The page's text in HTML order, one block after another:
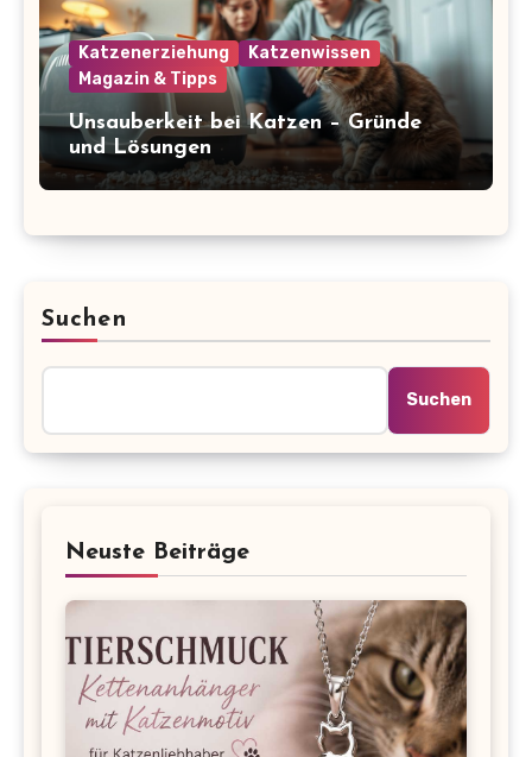
Katzenerziehung
Katzenwissen
Magazin & Tipps
Unsauberkeit bei Katzen – Gründe
und Lösungen
Suchen
Suchen
Neuste Beiträge